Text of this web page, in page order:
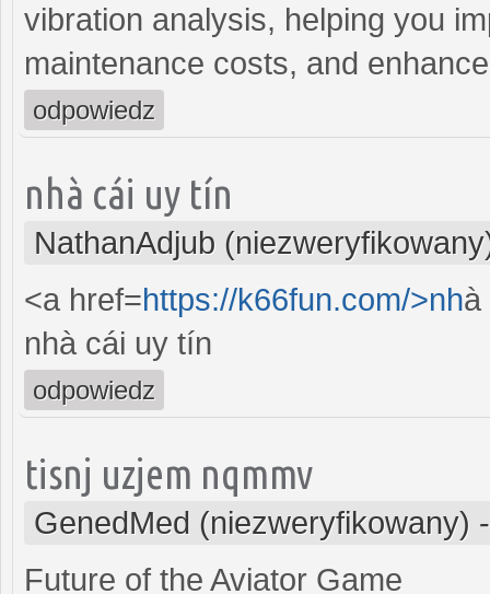
vibration analysis, helping you
maintenance costs, and
odpowiedz
nhà cái uy tín
NathanAdjub
<a href=https://k66fun.com/>nhà
nhà cái uy tín
odpowiedz
tisnj uzjem nqmmv
GenedMed (niezweryfikowany)
Future of the Aviator Game